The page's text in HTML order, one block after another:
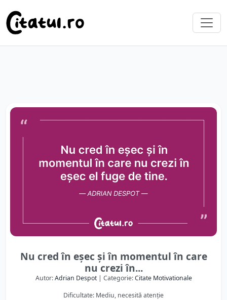
Nu cred în eșec și în momentul în care
nu crezi în...
Autor:Adrian Despot| Categorie:Citate Motivationale
Dificultate: Mediu, necesită atenție